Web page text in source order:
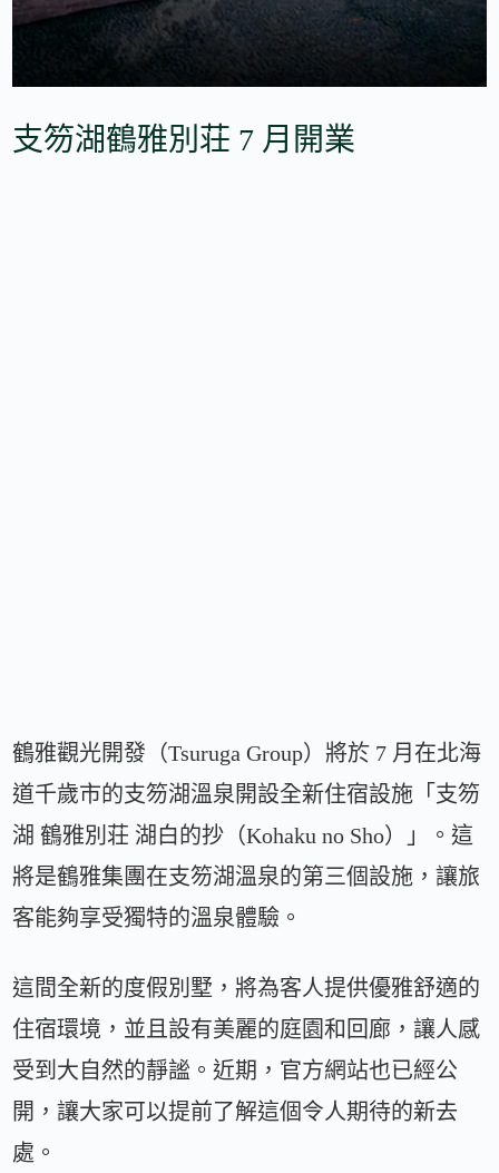
支笏湖鶴雅別荘 7 月開業
鶴雅觀光開發（Tsuruga Group）將於 7 月在北海
道千歲市的支笏湖溫泉開設全新住宿設施「支笏
湖 鶴雅別荘 湖白的抄（Kohaku no Sho）」。這
將是鶴雅集團在支笏湖溫泉的第三個設施，讓旅
客能夠享受獨特的溫泉體驗。
這間全新的度假別墅，將為客人提供優雅舒適的
住宿環境，並且設有美麗的庭園和回廊，讓人感
受到大自然的靜謐。近期，官方網站也已經公
開，讓大家可以提前了解這個令人期待的新去
處。